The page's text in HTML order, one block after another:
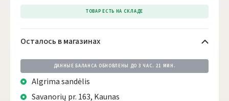
ТОВАР ЕСТЬ НА СКЛАДЕ
Осталось в магазинах
ДАННЫЕ БАЛАНСА ОБНОВЛЕНЫ ДО 3 ЧАС. 21 МИН.
Algrima sandėlis
Savanorių pr. 163, Kaunas